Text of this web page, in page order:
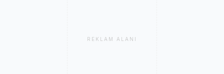
REKLAM ALANI